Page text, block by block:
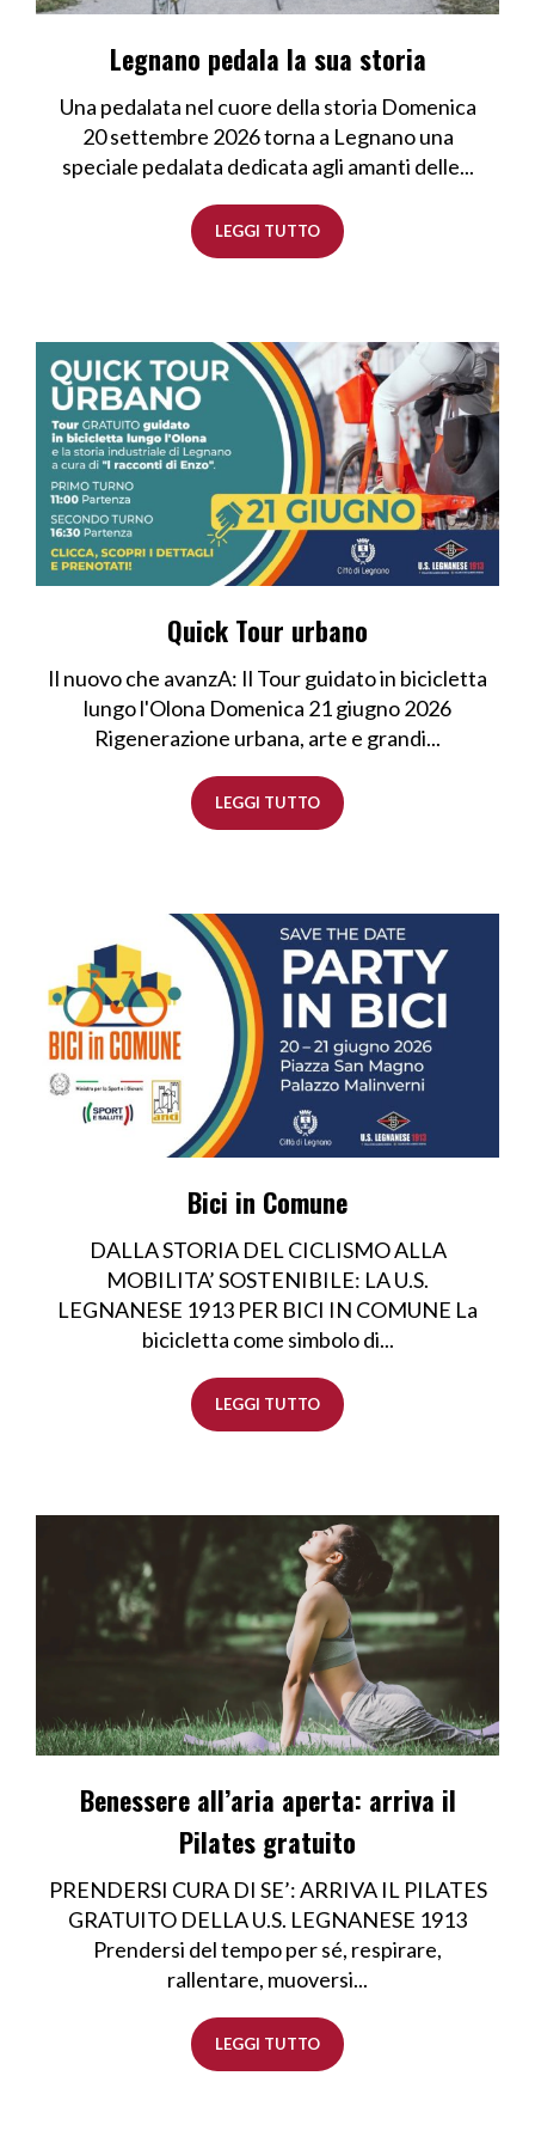
Legnano pedala la sua storia
Una pedalata nel cuore della storia Domenica
20 settembre 2026 torna a Legnano una
speciale pedalata dedicata agli amanti delle...
LEGGI TUTTO
Quick Tour urbano
Il nuovo che avanzA: Il Tour guidato in bicicletta
lungo l'Olona Domenica 21 giugno 2026
Rigenerazione urbana, arte e grandi...
LEGGI TUTTO
Bici in Comune
DALLA STORIA DEL CICLISMO ALLA
MOBILITA’ SOSTENIBILE: LA U.S.
LEGNANESE 1913 PER BICI IN COMUNE La
bicicletta come simbolo di...
LEGGI TUTTO
Benessere all’aria aperta: arriva il
Pilates gratuito
PRENDERSI CURA DI SE’: ARRIVA IL PILATES
GRATUITO DELLA U.S. LEGNANESE 1913
Prendersi del tempo per sé, respirare,
rallentare, muoversi...
LEGGI TUTTO